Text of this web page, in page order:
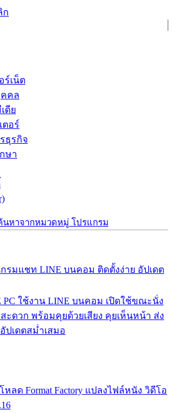
ก
ร์เน็ต
คล
ดีย
ตอร์
ธุรกิจ
ษา
นหาจากหมวดหมู่ โปรแกรม
กรมแชท LINE บนคอม ติดตั้งง่าย อัปเดต
PC ใช้งาน LINE บนคอม เปิดใช้ขณะนั่ง
ะดวก พร้อมคุยด้วยเสียง คุยเห็นหน้า ส่ง
ปเดตสม่ำเสมอ
โหลด Format Factory แปลงไฟล์หนัง วิดีโอ